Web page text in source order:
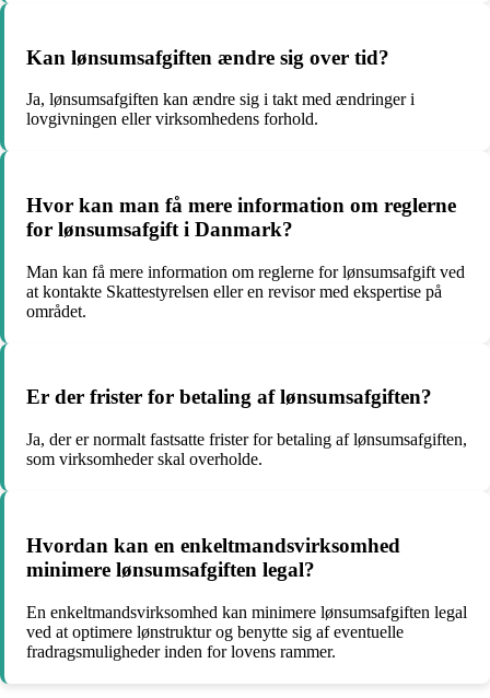
Kan lønsumsafgiften ændre sig over tid?
Ja, lønsumsafgiften kan ændre sig i takt med ændringer i
lovgivningen eller virksomhedens forhold.
Hvor kan man få mere information om reglerne
for lønsumsafgift i Danmark?
Man kan få mere information om reglerne for lønsumsafgift ved
at kontakte Skattestyrelsen eller en revisor med ekspertise på
området.
Er der frister for betaling af lønsumsafgiften?
Ja, der er normalt fastsatte frister for betaling af lønsumsafgiften,
som virksomheder skal overholde.
Hvordan kan en enkeltmandsvirksomhed
minimere lønsumsafgiften legal?
En enkeltmandsvirksomhed kan minimere lønsumsafgiften legal
ved at optimere lønstruktur og benytte sig af eventuelle
fradragsmuligheder inden for lovens rammer.